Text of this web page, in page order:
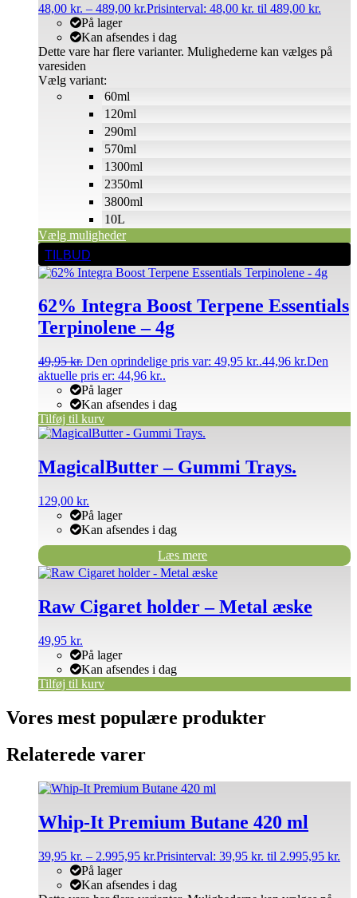
48,00 kr. – 489,00 kr.Prisinterval: 48,00 kr. til 489,00 kr.
På lager
Kan afsendes i dag
Vælg variant:
Vælg muligheder
Dette vare har flere varianter. Mulighederne kan vælges på
varesiden
60ml
120ml
290ml
570ml
1300ml
2350ml
3800ml
10L
TILBUD
62% Integra Boost Terpene Essentials
Terpinolene – 4g
49,95kr. Den oprindelige pris var: 49,95 kr..44,96 kr.Den
aktuelle pris er: 44,96 kr..
På lager
Kan afsendes i dag
Tilføj til kurv
MagicalButter – Gummi Trays.
129,00 kr.
På lager
Kan afsendes i dag
Læs mere
Raw Cigaret holder – Metal æske
49,95 kr.
På lager
Kan afsendes i dag
Tilføj til kurv
Vores mest populære produkter
Relaterede varer
Whip-It Premium Butane 420 ml
39,95 kr. – 2.995,95 kr.Prisinterval: 39,95 kr. til 2.995,95 kr.
På lager
Kan afsendes i dag